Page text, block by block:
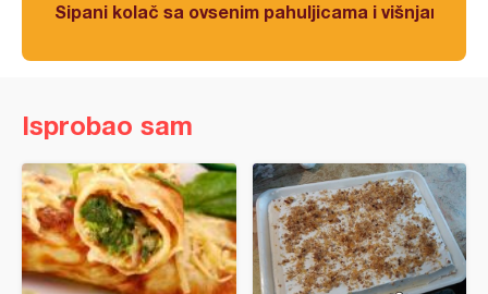
Sipani kolač sa ovsenim pahuljicama i višnjama
Isprobao sam